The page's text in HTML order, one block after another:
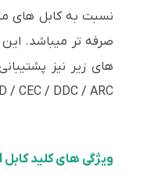
نسبت به کابل های
صرفه تر میباشد.
/ CEC / DDC / ARC
ویژگی های کلید کابل HDMI فرانت 10 متری